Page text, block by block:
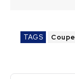
TAGS Coupe